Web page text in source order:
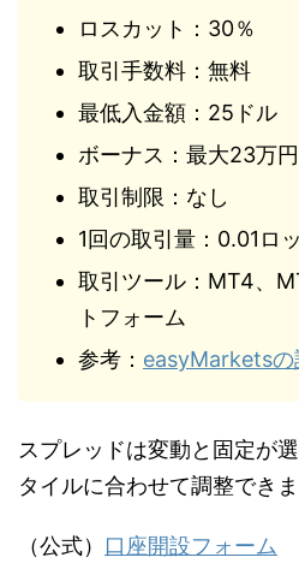
ロスカット：30％
取引手数料：無料
最低入金額：25ドル
ボーナス：最大23万円
取引制限：なし
1回の取引量：0.01ロ
取引ツール：MT4、
トフォーム
参考： easyMarketsの
スプレッドは変動と固定が
タイルに合わせて調整できま
（公式） 口座開設フォーム